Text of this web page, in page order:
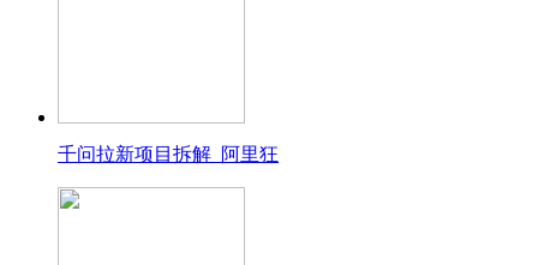
千问拉新项目拆解_阿里狂